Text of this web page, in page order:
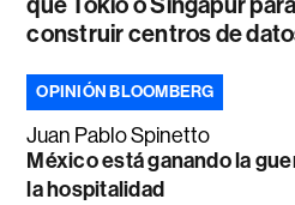
construir centros de
OPINIÓN BLOOMBERG
Juan Pablo Spinetto
México está ganando la
la hospitalidad